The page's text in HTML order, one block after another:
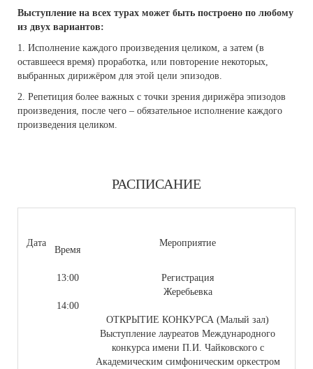
Выступление на всех турах может быть построено по любому
из двух вариантов:
1. Исполнение каждого произведения целиком, а затем (в
оставшееся время) проработка, или повторение некоторых,
выбранных дирижёром для этой цели эпизодов.
2. Репетиция более важных с точки зрения дирижёра эпизодов
произведения, после чего – обязательное исполнение каждого
произведения целиком.
РАСПИСАНИЕ
Дата
Время
Мероприятие
13:00
14:00
Регистрация
Жеребьевка
ОТКРЫТИЕ КОНКУРСА (Малый зал)
Выступление лауреатов Международного
конкурса имени П.И. Чайковского с
Академическим симфоническим оркестром